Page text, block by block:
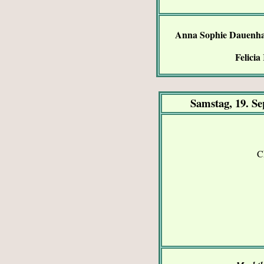
Anna Sophie
Samstag, 19.